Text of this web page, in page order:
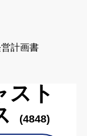
計画書
スト
(4848)